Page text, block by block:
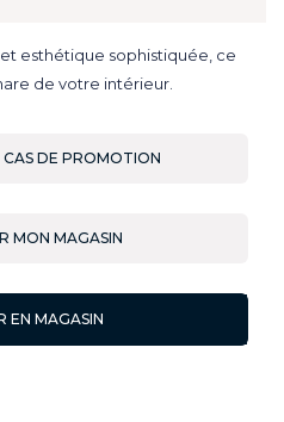
esthétique sophistiquée, ce
de votre intérieur.
CAS DE PROMOTION
MON MAGASIN
EN MAGASIN